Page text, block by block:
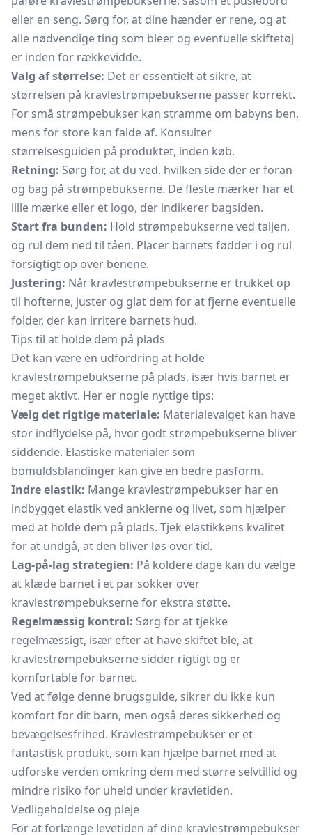
eller en seng. Sørg for, at dine hænder er rene, og at
alle nødvendige ting som bleer og eventuelle skiftetøj
er inden for rækkevidde.
Valg af størrelse: Det er essentielt at sikre, at
størrelsen på kravlestrømpebukserne passer korrekt.
For små strømpebukser kan stramme om babyns ben,
mens for store kan falde af. Konsulter
størrelsesguiden på produktet, inden køb.
Retning: Sørg for, at du ved, hvilken side der er foran
og bag på strømpebukserne. De fleste mærker har et
lille mærke eller et logo, der indikerer bagsiden.
Start fra bunden: Hold strømpebukserne ved taljen,
og rul dem ned til tåen. Placer barnets fødder i og rul
forsigtigt op over benene.
Justering: Når kravlestrømpebukserne er trukket op
til hofterne, juster og glat dem for at fjerne eventuelle
folder, der kan irritere barnets hud.
Tips til at holde dem på plads
Det kan være en udfordring at holde
kravlestrømpebukserne på plads, især hvis barnet er
meget aktivt. Her er nogle nyttige tips:
Vælg det rigtige materiale: Materialevalget kan have
stor indflydelse på, hvor godt strømpebukserne bliver
siddende. Elastiske materialer som
bomuldsblandinger kan give en bedre pasform.
Indre elastik: Mange kravlestrømpebukser har en
indbygget elastik ved anklerne og livet, som hjælper
med at holde dem på plads. Tjek elastikkens kvalitet
for at undgå, at den bliver løs over tid.
Lag-på-lag strategien: På koldere dage kan du vælge
at klæde barnet i et par sokker over
kravlestrømpebukserne for ekstra støtte.
Regelmæssig kontrol: Sørg for at tjekke
regelmæssigt, især efter at have skiftet ble, at
kravlestrømpebukserne sidder rigtigt og er
komfortable for barnet.
Ved at følge denne brugsguide, sikrer du ikke kun
komfort for dit barn, men også deres sikkerhed og
bevægelsesfrihed. Kravlestrømpebukser er et
fantastisk produkt, som kan hjælpe barnet med at
udforske verden omkring dem med større selvtillid og
mindre risiko for uheld under kravletiden.
Vedligeholdelse og pleje
For at forlænge levetiden af dine kravlestrømpebukser